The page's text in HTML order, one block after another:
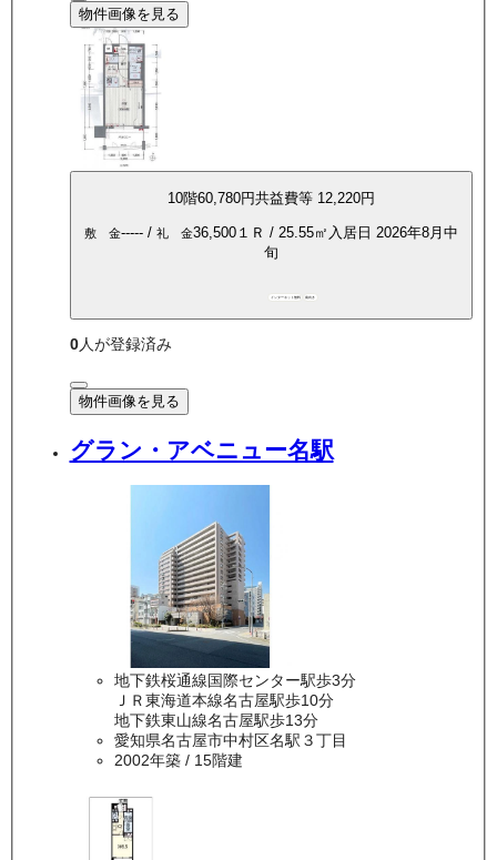
物件画像を見る
10階60,780円共益費等 12,220円
敷 金-----/ 礼 金36,500１Ｒ / 25.55㎡ 入居日 2026年8月中
旬
インターネット無料 南向き
0人が登録済み
物件画像を見る
グラン・アベニュー名駅
地下鉄桜通線国際センター駅歩3分
ＪＲ東海道本線名古屋駅歩10分
地下鉄東山線名古屋駅歩13分
愛知県名古屋市中村区名駅３丁目
2002年築/ 15階建